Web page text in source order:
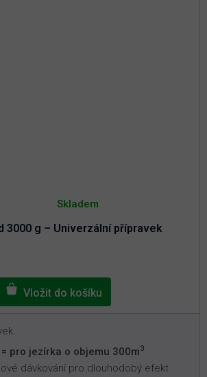
3000 g – Univerzální přípravek
hodnocení
je
5,0
Skladem
pro jezírka o objemu 300m3
dávkování pro dlouhodobý efekt